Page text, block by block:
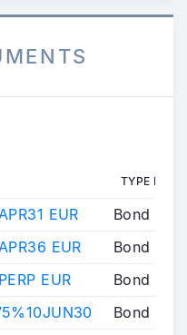
TYPE
EUR
Bond
EUR
Bond
EUR
Bond
Bond